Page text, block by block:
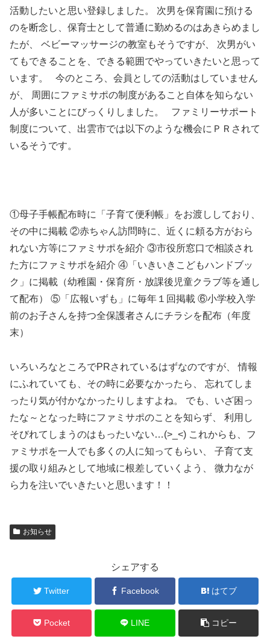
活動したいと思い登録しました。 次男を保育園に預ける
のを断念し、保育士として普通に勤めるのはあきらめまし
たが、 ベビーマッサージの教室もそうですが、 次男がい
てもできることを、できる範囲でやっていきたいと思って
います。 今のところ、会員としての活動はしていません
が、 周囲にファミサポの制度があること自体を知らない
人が多いことにびっくりしました。 ファミリーサポート
制度について、出雲市では以下のような機会にＰＲされて
いるそうです。
①母子手帳配布時に「子育て便利帳」をお渡ししており、
その中に掲載 ②赤ちゃん訪問時に、近くに頼る方がおら
れない方等にファミサポを紹介 ③市役所窓口で相談され
た方にファミサポを紹介 ④「いきいきこどもハンドブッ
ク」に掲載（幼稚園・保育所・放課後児童クラブ等を通し
て配布） ⑤「広報いずも」に毎年１回掲載 ⑥小学校入学
前のお子さんを持つ全保護者さんにチラシを配布（年度
末）
いろいろなところでPRされているはずなのですが、 情報
にふれていても、その時に必要なかったら、 忘れてしま
ったり気が付かなかったりしますよね。 でも、いざ困っ
たな～となった時にファミサポのことを知らず、 利用し
そびれてしまうのはもったいない…(>_<) これからも、フ
ァミサポを一人でも多くの人に知ってもらい、 子育て支
援の取り組みとして地域に根差していくよう、 微力なが
ら力を注いでいきたいと思います！！
お知らせ
シェアする
Twitter Facebook はてブ
Pocket LINE コピー